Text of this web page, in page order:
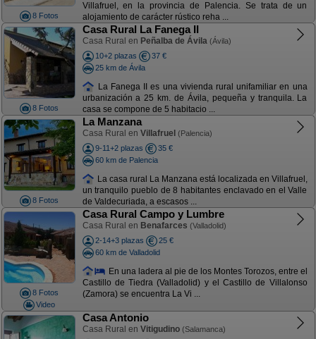
8 Fotos
Villafruel, en la provincia de Palencia. Se trata de un
alojamiento de carácter rústico reha ...
8 Fotos
Casa Rural La Fanega II
Casa Rural en Peñalba de Ávila (Ávila)
10+2 plazas
37 €
25 km de Ávila
La Fanega II es una vivienda rural unifamiliar en una
urbanización a 25 km. de Ávila, pequeña y tranquila. La
casa se compone de 5 habitacio ...
8 Fotos
La Manzana
Casa Rural en Villafruel (Palencia)
9-11+2 plazas
35 €
60 km de Palencia
La casa rural La Manzana está localizada en Villafruel,
un tranquilo pueblo de 8 habitantes enclavado en el Valle
de Valdecuriada, a escasos ...
8 Fotos
Video
Casa Rural Campo y Lumbre
Casa Rural en Benafarces (Valladolid)
2-14+3 plazas
25 €
60 km de Valladolid
En una ladera al pie de los Montes Torozos, entre el
Castillo de Tiedra (Valladolid) y el Castillo de Villalonso
(Zamora) se encuentra La Vi ...
Casa Antonio
Casa Rural en Vitigudino (Salamanca)